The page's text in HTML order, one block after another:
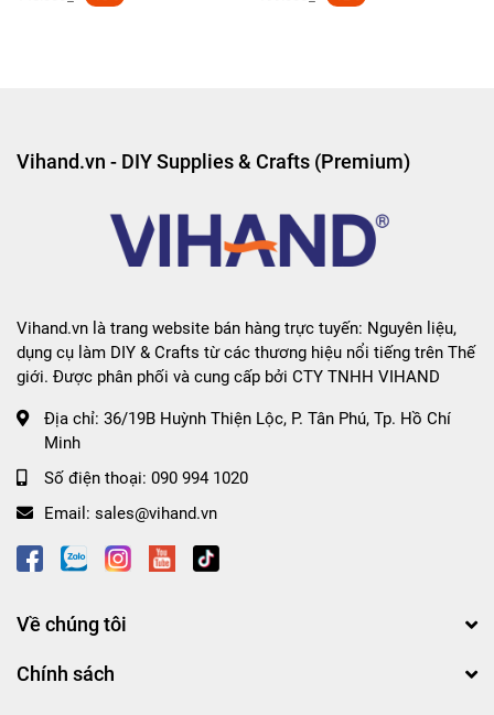
Vihand.vn - DIY Supplies & Crafts (Premium)
Vihand.vn là trang website bán hàng trực tuyến: Nguyên liệu,
dụng cụ làm DIY & Crafts từ các thương hiệu nổi tiếng trên Thế
giới. Được phân phối và cung cấp bởi CTY TNHH VIHAND
Địa chỉ: 36/19B Huỳnh Thiện Lộc, P. Tân Phú, Tp. Hồ Chí
Minh
Số điện thoại: 090 994 1020
Email: sales@vihand.vn
Về chúng tôi
Chính sách